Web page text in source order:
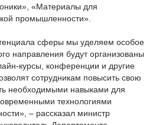
«Материалы для
промышленности».
сферы мы уделяем особое
направления будут организованы
курсы, конференции и другие
сотрудникам повысить свою
необходимыми навыками для
технологиями
– рассказал министр